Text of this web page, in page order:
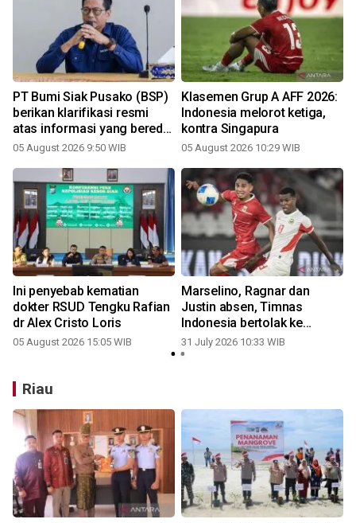
PT Bumi Siak Pusako (BSP)
berikan klarifikasi resmi
atas informasi yang beredar
di ruang publik
05 August 2026 9:50 WIB
Klasemen Grup A AFF 2026:
Indonesia melorot ketiga,
kontra Singapura
05 August 2026 10:29 WIB
Ini penyebab kematian
dokter RSUD Tengku Rafian
dr Alex Cristo Loris
05 August 2026 15:05 WIB
Marselino, Ragnar dan
Justin absen, Timnas
Indonesia bertolak ke
Thailand
31 July 2026 10:33 WIB
Riau